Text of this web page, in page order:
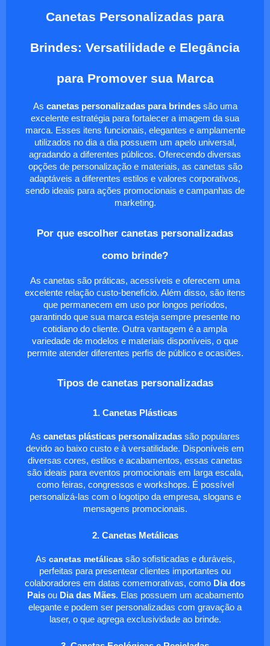
Canetas Personalizadas para
Brindes: Versatilidade e Elegância
para Promover sua Marca
As canetas personalizadas para brindessão uma
excelente estratégia para fortalecer a imagem da sua
marca. Esses itens funcionais, elegantes e amplamente
utilizados no dia a dia possuem um apelo universal,
agradando a diferentes públicos. Oferecendo diversas
opções de personalização e materiais, as canetas são
adaptáveis a diferentes estilos e valores corporativos,
sendo ideais para ações promocionais e campanhas de
marketing.
Por que escolher canetas personalizadas
como brinde?
As canetas são práticas, acessíveis e oferecem uma
excelente relação custo-benefício. Além disso, são itens
que permanecem em uso por longos períodos,
garantindo que sua marca esteja sempre presente no
cotidiano do cliente. Outra vantagem é a ampla
variedade de modelos e materiais disponíveis, o que
permite atender diferentes perfis de público e ocasiões.
Tipos de canetas personalizadas
1. Canetas Plásticas
As canetas plásticas personalizadas são populares
devido ao baixo custo e à versatilidade. Disponíveis em
diversas cores, estilos e acabamentos, essas canetas
são ideais para eventos promocionais em larga escala,
como feiras, congressos e workshops. É possível
personalizá-las com o logotipo da empresa, slogans e
mensagens promocionais.
2. Canetas Metálicas
As canetas metálicassão sofisticadas e duráveis,
perfeitas para presentear clientes importantes ou
colaboradores em datas comemorativas, como Dia dos
Paisou Dia das Mães. Elas possuem um acabamento
elegante e podem ser personalizadas com gravação a
laser, o que agrega exclusividade ao brinde.